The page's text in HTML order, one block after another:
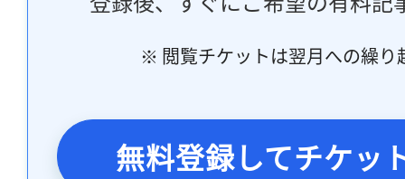
※ 閲覧チケットは翌月への繰り
無料登録してチケッ